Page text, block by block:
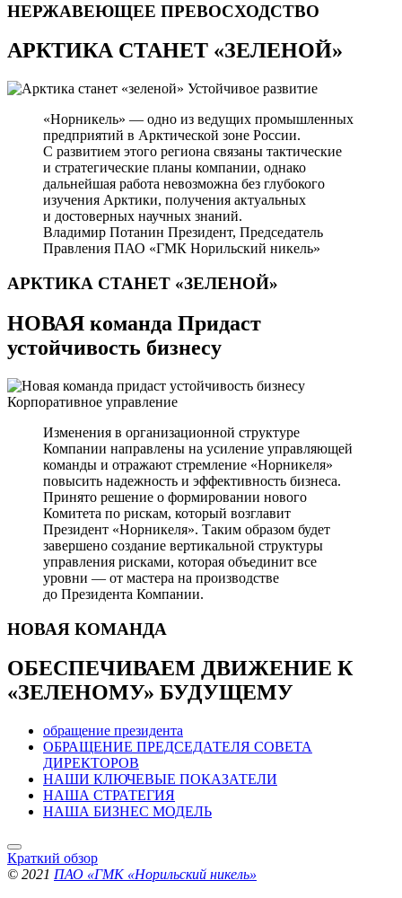
НЕРЖАВЕЮЩЕЕ ПРЕВОСХОДСТВО
АРКТИКА СТАНЕТ «ЗЕЛЕНОЙ»
Устойчивое развитие
«Норникель» — одно из ведущих промышленных
предприятий в Арктической зоне России.
С развитием этого региона связаны тактические
и стратегические планы компании, однако
дальнейшая работа невозможна без глубокого
изучения Арктики, получения актуальных
и достоверных научных знаний.
Владимир Потанин Президент, Председатель
Правления ПАО «ГМК Норильский никель»
АРКТИКА СТАНЕТ «ЗЕЛЕНОЙ»
НОВАЯ команда Придаст
устойчивость бизнесу
Корпоративное управление
Изменения в организационной структуре
Компании направлены на усиление управляющей
команды и отражают стремление «Норникеля»
повысить надежность и эффективность бизнеса.
Принято решение о формировании нового
Комитета по рискам, который возглавит
Президент «Норникеля». Таким образом будет
завершено создание вертикальной структуры
управления рисками, которая объединит все
уровни — от мастера на производстве
до Президента Компании.
НОВАЯ КОМАНДА
ОБЕСПЕЧИВАЕМ ДВИЖЕНИЕ К
«ЗЕЛЕНОМУ» БУДУЩЕМУ
обращение президента
ОБРАЩЕНИЕ ПРЕДСЕДАТЕЛЯ СОВЕТА
ДИРЕКТОРОВ
НАШИ КЛЮЧЕВЫЕ ПОКАЗАТЕЛИ
НАША СТРАТЕГИЯ
НАША БИЗНЕС МОДЕЛЬ
Краткий обзор
© 2021 ПАО «ГМК «Норильский никель»